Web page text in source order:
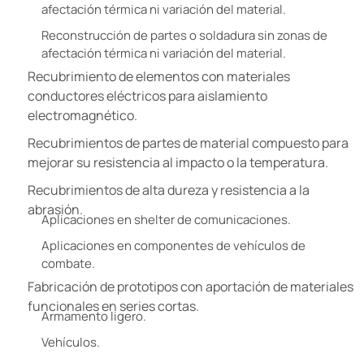
afectación térmica ni variación del material.
Reconstrucción de partes o soldadura sin zonas de
afectación térmica ni variación del material.
Recubrimiento de elementos con materiales
conductores eléctricos para aislamiento
electromagnético.
Recubrimientos de partes de material compuesto para
mejorar su resistencia al impacto o la temperatura.
Recubrimientos de alta dureza y resistencia a la
abrasión.
Aplicaciones en shelter de comunicaciones.
Aplicaciones en componentes de vehículos de
combate.
Fabricación de prototipos con aportación de materiales
funcionales en series cortas.
Armamento ligero.
Vehículos.